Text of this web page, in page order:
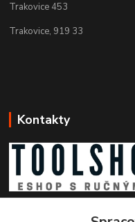
Trakovice 453
Trakovice, 919 33
Kontakty